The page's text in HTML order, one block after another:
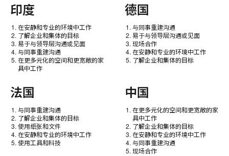
印度
在安静和专业的环境中工作
了解企业和集体的目标
易于与领导层沟通或见面
与同事重建沟通
在更多元化的空间和更宽敞的家
具中工作
德国
与同事重建沟通
易于与领导层沟通或见面
现场合作
在安静和专业的环境中工作
了解企业和集体的目标
法国
与同事重建沟通
了解企业和集体的目标
使用纸张和文件
在安静和专业的环境中工作
使用工具和科技
中国
在更多元化的空间和更宽敞的家
具中工作
了解企业和集体的目标
在安静和专业的环境中工作
与同事重建沟通
现场合作